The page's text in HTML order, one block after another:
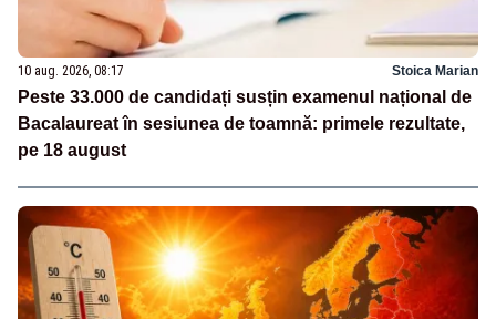
10 aug. 2026, 08:17 Stoica Marian
Peste 33.000 de candidați susțin examenul național de
Bacalaureat în sesiunea de toamnă: primele rezultate,
pe 18 august